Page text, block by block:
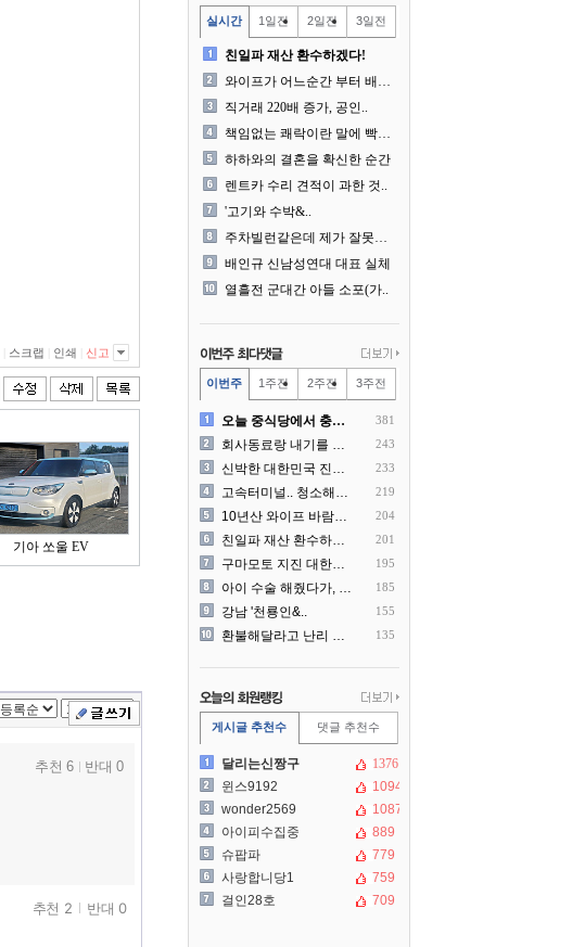
스크랩 인쇄 신고
기아 쏘울 EV
추천 6 반대 0
추천 2 반대 0
실시간 1일전 2일전 3일전
친일파 재산 환수하겠다!
와이프가 어느순간 부터 배달..
직거래 220배 증가, 공인..
책임없는 쾌락이란 말에 빡친..
하하와의 결혼을 확신한 순간
렌트카 수리 견적이 과한 것..
'고기와 수박&..
주차빌런같은데 제가 잘못한건..
배인규 신남성연대 대표 실체
열흘전 군대간 아들 소포(가..
이번주 1주전 2주전 3주전
오늘 중식당에서 충격 목격담 381
회사동료랑 내기를 했습니다 243
신박한 대한민국 진상 근황 233
고속터미널.. 청소해주시는.. 219
10년산 와이프 바람나서 이.. 204
친일파 재산 환수하겠다! 201
구마모토 지진 대한항공 생수.. 195
아이 수술 해줬다가, 부모에.. 185
강남 '천룡인&.. 155
환불해달라고 난리 난 미국 .. 135
게시글 추천수 댓글 추천수
달리는신짱구
1376
윈스9192
1094
wonder2569
1087
아이피수집중
889
슈팝파
779
사랑합니당1
759
걸인28호
709